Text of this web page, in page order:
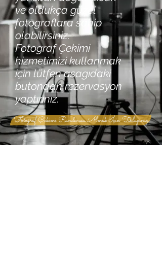
ve oldukça güzel
fotograflara sahip
olabilirsiniz.
Fotograf Çekimi
hizmetimizi kullanmak
için lütfen asagıdaki
butondan rezervasyon
yaptırınız.
Fotoğraf Çekimi Randevusu Almak İçin Tıklayınız